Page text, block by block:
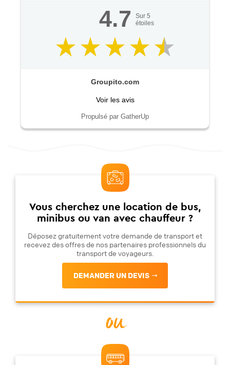
4.7 Sur 5
étoiles
Groupito.com
Voir les avis
Propulsé par GatherUp
Vous cherchez une location de bus,
minibus ou van avec chauffeur ?
Déposez gratuitement votre demande de transport et
recevez des offres de nos partenaires professionnels du
transport de voyageurs.
DEMANDER UN DEVIS
ou